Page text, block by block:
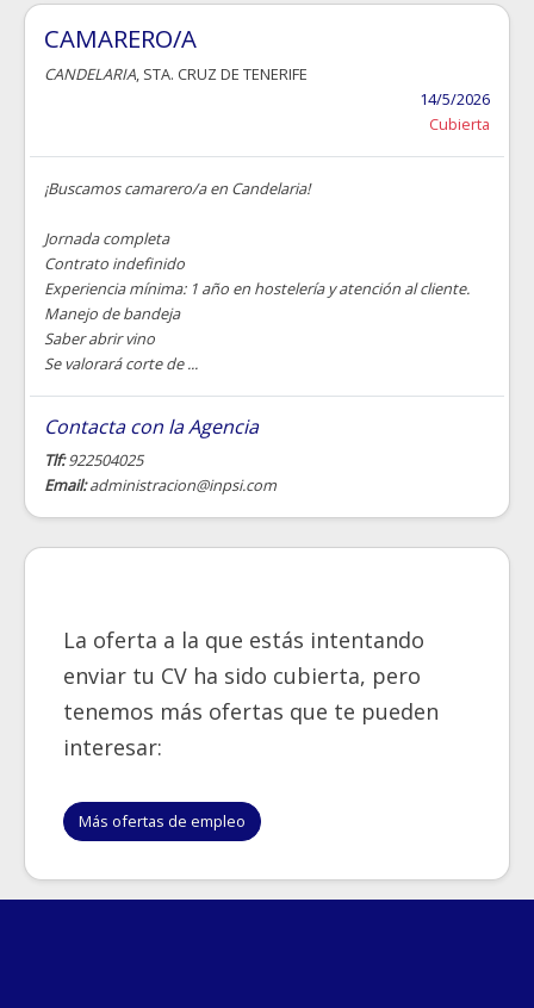
CAMARERO/A
CANDELARIA, STA. CRUZ DE TENERIFE
14/5/2026
Cubierta
¡Buscamos camarero/a en Candelaria!
Jornada completa
Contrato indefinido
Experiencia mínima: 1 año en hostelería y atención al cliente.
Manejo de bandeja
Saber abrir vino
Se valorará corte de ...
Contacta con la Agencia
Tlf:922504025
Email:administracion@inpsi.com
La oferta a la que estás intentando
enviar tu CV ha sido cubierta, pero
tenemos más ofertas que te pueden
interesar:
Más ofertas de empleo